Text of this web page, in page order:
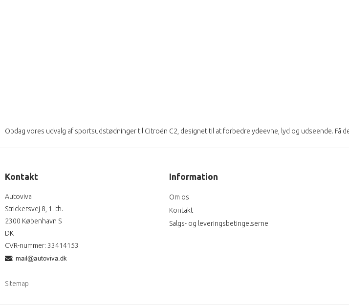
Opdag vores udvalg af sportsudstødninger til Citroën C2, designet til at forbedre ydeevne, lyd og udseende. Få
Kontakt
Autoviva
Strickersvej 8, 1. th.
2300 København S
DK
CVR-nummer: 33414153
:
Sitemap
Information
Om os
Kontakt
Salgs- og leveringsbetingelserne